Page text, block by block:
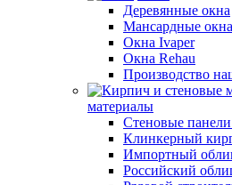
Деревянные окна
Мансардные окна
Окна Ivaper
Окна Rehau
Производство
материалы
Стеновые
Клинкерный
Импортный
Российский